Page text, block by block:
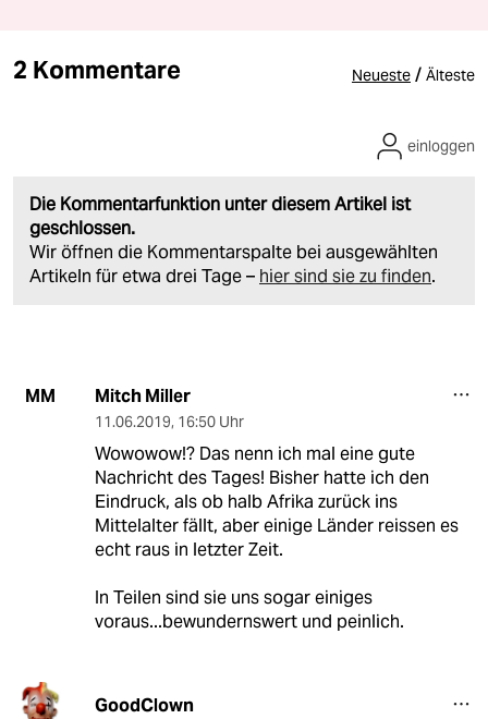
2 Kommentare Neueste / Älteste
Die Kommentarfunktion unter diesem Artikel ist
geschlossen.
Wir öffnen die Kommentarspalte bei ausgewählten
Artikeln für etwa drei Tage – hier sind sie zu finden.
einloggen
MM Mitch Miller
11.06.2019, 16:50 Uhr
Wowowow!? Das nenn ich mal eine gute
Nachricht des Tages! Bisher hatte ich den
Eindruck, als ob halb Afrika zurück ins
Mittelalter fällt, aber einige Länder reissen es
echt raus in letzter Zeit.
In Teilen sind sie uns sogar einiges
voraus...bewundernswert und peinlich.
GoodClown